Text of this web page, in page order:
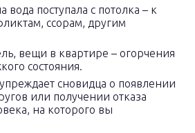
вода поступала с потолка – к
ссорам, другим
вещи в квартире – огорчения
состояния.
сновидца о появлении
или получении отказа
на которого вы